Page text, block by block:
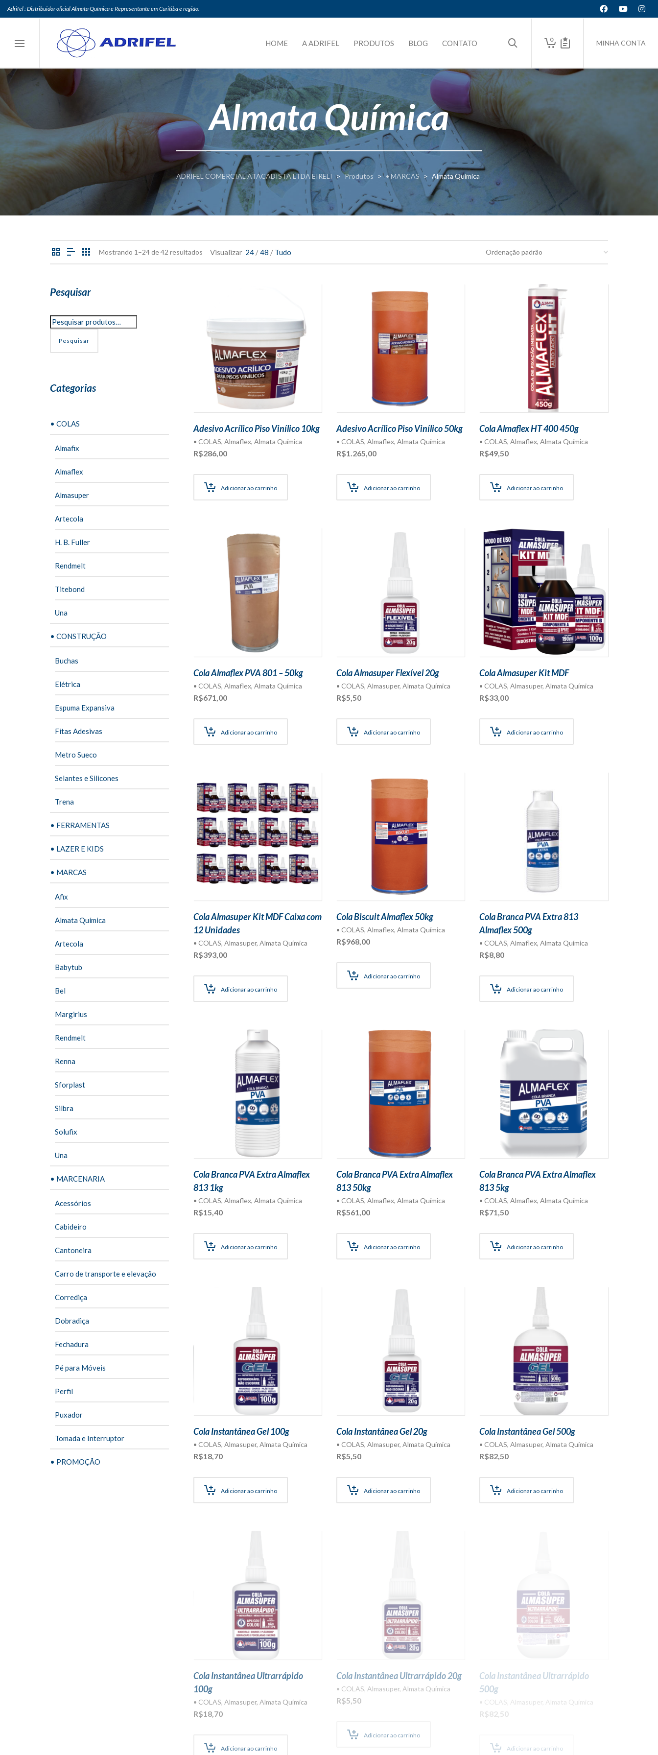
Adrifel : Distribuidor oficial Almata Química e Representante em Curitiba e região.
0 MINHA CONTA
HOME A ADRIFEL PRODUTOS BLOG CONTATO
Almata Química
ADRIFEL COMERCIAL ATACADISTA LTDA EIRELI > Produtos > • MARCAS > Almata Química
Mostrando 1–24 de 42 resultados Visualizar 24 /48 / Tudo
Adesivo Acrílico Piso Vinílico 10kg
• COLAS, Almaflex, Almata Química
R$286,00
Adicionar ao carrinho
Adesivo Acrílico Piso Vinílico 50kg
• COLAS, Almaflex, Almata Química
R$1.265,00
Adicionar ao carrinho
Cola Almaflex HT 400 450g
• COLAS,Almaflex,Almata Química
R$49,50
Adicionar ao carrinho
Cola Almaflex PVA 801 – 50kg
• COLAS, Almaflex, Almata Química
R$671,00
Adicionar ao carrinho
Cola Almasuper Flexível 20g
• COLAS, Almasuper, Almata Química
R$5,50
Adicionar ao carrinho
Cola Almasuper Kit MDF
• COLAS,Almasuper,Almata Química
R$33,00
Adicionar ao carrinho
Cola Almasuper Kit MDF Caixa com
12 Unidades
• COLAS, Almasuper, Almata Química
R$393,00
Adicionar ao carrinho
Cola Biscuit Almaflex 50kg
• COLAS, Almaflex, Almata Química
R$968,00
Adicionar ao carrinho
Cola Branca PVA Extra 813
Almaflex 500g
• COLAS,Almaflex,Almata Química
R$8,80
Adicionar ao carrinho
Cola Branca PVA Extra Almaflex
813 1kg
• COLAS, Almaflex, Almata Química
R$15,40
Adicionar ao carrinho
Cola Branca PVA Extra Almaflex
813 50kg
• COLAS, Almaflex, Almata Química
R$561,00
Adicionar ao carrinho
Cola Branca PVA Extra Almaflex
813 5kg
• COLAS,Almaflex,Almata Química
R$71,50
Adicionar ao carrinho
Cola Instantânea Gel 100g
• COLAS, Almasuper, Almata Química
R$18,70
Adicionar ao carrinho
Cola Instantânea Gel 20g
• COLAS, Almasuper, Almata Química
R$5,50
Adicionar ao carrinho
Cola Instantânea Gel 500g
• COLAS,Almasuper,Almata Química
R$82,50
Adicionar ao carrinho
Cola Instantânea Ultrarrápido
100g
• COLAS, Almasuper, Almata Química
R$18,70
Adicionar ao carrinho
Cola Instantânea Ultrarrápido 20g
• COLAS, Almasuper, Almata Química
R$5,50
Adicionar ao carrinho
Cola Instantânea Ultrarrápido
500g
• COLAS Almasuper, Almata Química
R$82,50
Adicionar ao carrinho
Pesquisar
Pesquisar
Categorias
• COLAS
Almafix
Almaflex
Almasuper
Artecola
H. B. Fuller
Rendmelt
Titebond
Una
• CONSTRUÇÃO
Buchas
Elétrica
Espuma Expansiva
Fitas Adesivas
Metro Sueco
Selantes e Silicones
Trena
• FERRAMENTAS
• LAZER E KIDS
• MARCAS
Afix
Almata Química
Artecola
Babytub
Bel
Margirius
Rendmelt
Renna
Sforplast
Silbra
Solufix
Una
• MARCENARIA
Acessórios
Cabideiro
Cantoneira
Carro de transporte e elevação
Corrediça
Dobradiça
Fechadura
Pé para Móveis
Perfil
Puxador
Tomada e Interruptor
• PROMOÇÃO